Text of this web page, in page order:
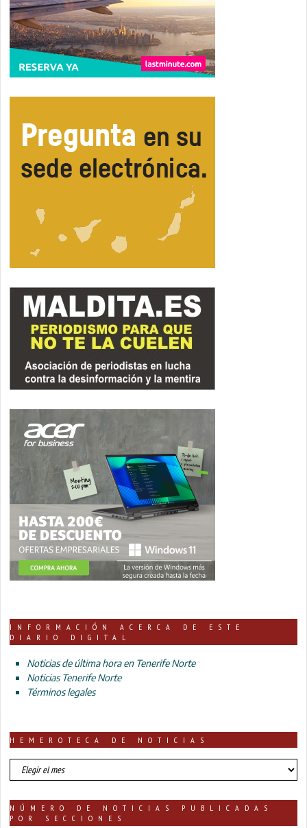
INFORMACIÓN ACERCA DE ESTE
DIARIO DIGITAL
Noticias de última hora en Tenerife Norte
Noticias Tenerife Norte
Términos legales
HEMEROTECA DE NOTICIAS
HEMEROTECA
DE
NÚMERO DE NOTICIAS PUBLICADAS
POR SECCIONES